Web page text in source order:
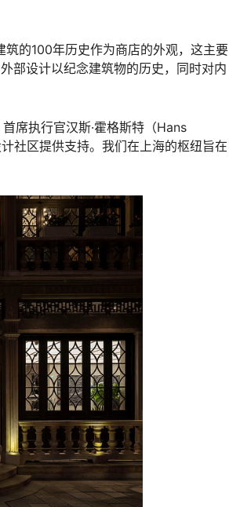
的100年历史作为商店的外观，这主要
部设计以纪念建筑物的历史，同时对内
席执行官汉斯·霍格斯特（Hans
社区提供支持。我们在上海的枢纽旨在